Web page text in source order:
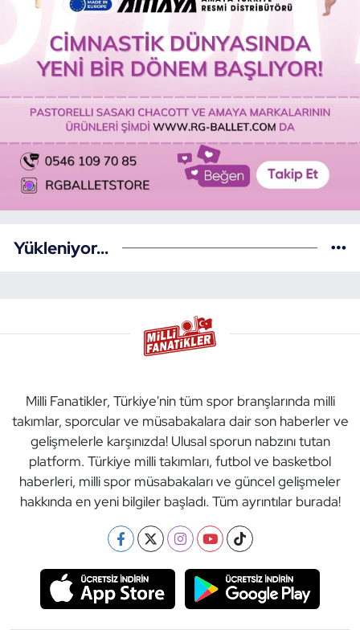
Yükleniyor...
Milli Fanatikler, Türkiye'nin tüm spor branşlarında milli
takımlar, sporcular ve müsabakalara dair son haberler ve
gelişmelerle karşınızda! Ulusal sporun nabzını tutan
platform. Türkiye milli takımları, futbol ve basketbol
haberleri, milli spor müsabakaları ve güncel gelişmeler
hakkında en yeni bilgiler başladı. Tüm ayrıntılar burada!